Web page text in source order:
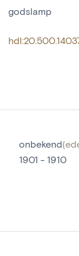
godslamp
onbekend(
1901 - 1910